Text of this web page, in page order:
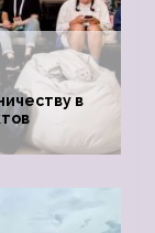
в